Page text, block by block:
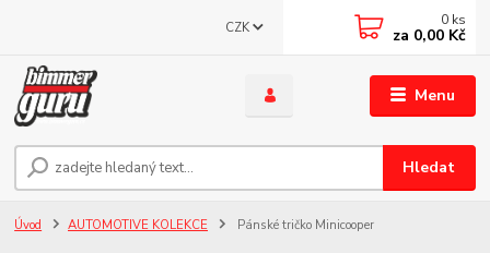
Menu
CZK
Hledat
0 ks
za 0,00 Kč
Úvod AUTOMOTIVE KOLEKCE Pánské tričko Minicooper